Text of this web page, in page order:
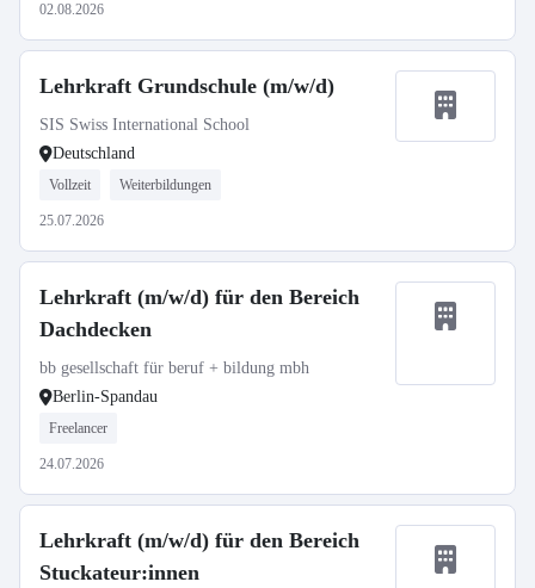
02.08.2026
Lehrkraft Grundschule (m/w/d)
SIS Swiss International School
Deutschland
Vollzeit Weiterbildungen
25.07.2026
Lehrkraft (m/w/d) für den Bereich
Dachdecken
bb gesellschaft für beruf + bildung mbh
Berlin-Spandau
Freelancer
24.07.2026
Lehrkraft (m/w/d) für den Bereich
Stuckateur:innen